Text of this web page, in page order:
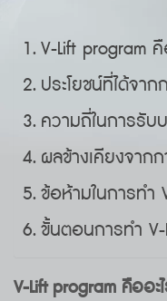
V-Lift program คื
ประโยชน์ที่ได้จา
ความถี่ในการรับ
ผลข้างเคียงจาก
ข้อห้ามในการทำ
ขั้นตอนการทำ
V-Lift program คืออะ